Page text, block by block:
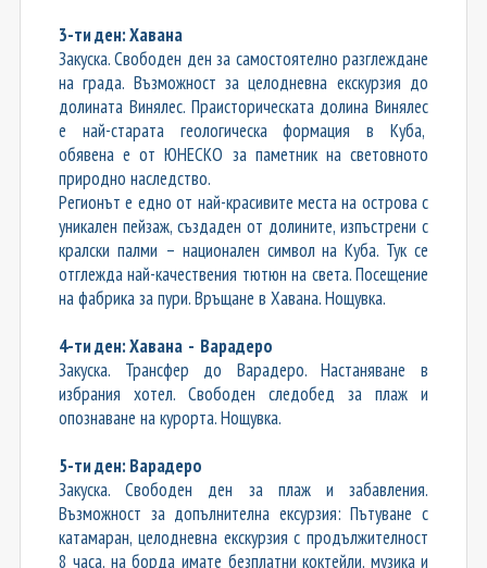
3-ти ден: Хавана
Закуска. Свободен ден за самостоятелно разглеждане
на града. Възможност за целодневна екскурзия до
долината Винялес. Праисторическата долина Винялес
е най-старата геологическа формация в Куба,
обявена е от ЮНЕСКО за паметник на световното
природно наследство.
Регионът е едно от най-красивите места на острова с
уникален пейзаж, създаден от долините, изпъстрени с
кралски палми – национален символ на Куба. Тук се
отглежда най-качествения тютюн на света. Посещение
на фабрика за пури. Връщане в Хавана. Нощувка.
4-ти ден: Хавана - Варадеро
Закуска. Трансфер до Варадеро. Настаняване в
избрания хотел. Свободен следобед за плаж и
опознаване на курорта. Нощувка.
5-ти ден: Варадеро
Закуска. Свободен ден за плаж и забавления.
Възможност за допълнителна ексурзия: Пътуване с
катамаран, целодневна екскурзия с продължителност
8 часа, на борда имате безплатни коктейли, музика и